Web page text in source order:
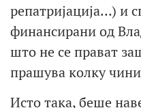
репатријација…) и
финансирани од
што не се прават
прашува колку
Исто така, беше